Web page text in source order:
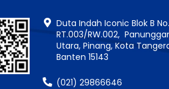
Duta Indah Iconic Blok B
RT.003/RW.002,
Utara, Pinang, Kota
Banten 15143
(021) 29866646